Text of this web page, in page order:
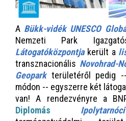
A Bükk-vidék UNESCO
Nemzeti Park
Látogatóközpontjakerült a
transznacionális Novohrad-
Geoparkterületéről pedig
módon -- egyszerre két
van! A rendezvényre a
Diplomás